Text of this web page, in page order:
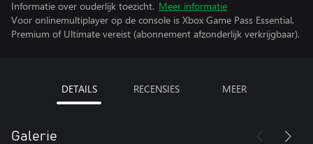
Informatie over ouderlijk toezicht. Meer informatie
Voor onlinemultiplayer op de console is Xbox Game Pass Essential,
Premium of Ultimate vereist (abonnement afzonderlijk verkrijgbaar).
DETAILS RECENSIES MEER
Galerie